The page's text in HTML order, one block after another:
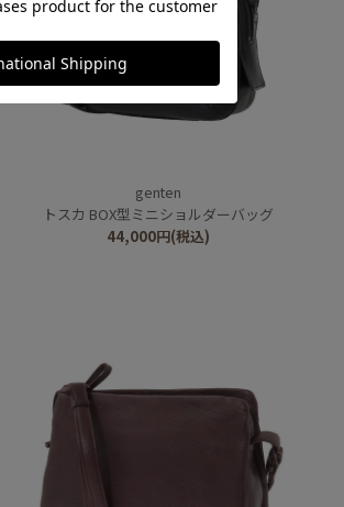
genten
トスカ BOX型ミニショルダーバッグ
44,000円(税込)